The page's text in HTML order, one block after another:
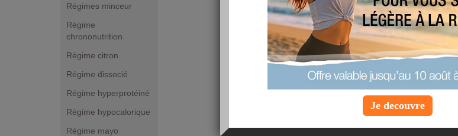
Régimes minceur
Régime
chrononutrition
Régime citron
Régime dissocié
Régime hyperprotéiné
Régime hypocalorique
Régime mayo
Je decouvre